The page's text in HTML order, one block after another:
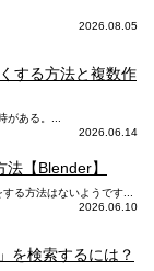
デオ手ぶれ補正（4
、720p）
学ズームイン
学ズームアウト
デジタルズーム
または240fps）
2026.08.05
する方法と複数作
がある。...
2026.06.14
【Blender】
る方法はないようです...
2026.06.10
を検索するには？